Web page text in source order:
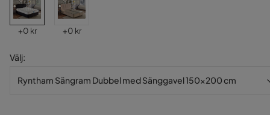
Pris
+0 kr Pris
+0 kr
Välj:
Ryntham Sängram Dubbel med Sänggavel 150x200 cm